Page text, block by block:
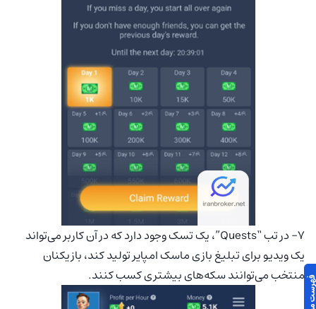
۷- در تب “Quests”، یک تسک وجود دارد که در آن کاربر می‌تواند
یک ویدیو برای تبلیغ بازی ماسک امپایر تولید کند، بازیکنان
منتخب می‌توانند سکه‌های بیشتری کسب کنند.